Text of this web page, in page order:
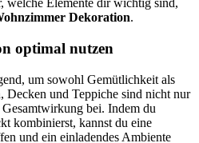
welche Elemente dir wichtig sind,
Dekoration.
optimal nutzen
um sowohl Gemütlichkeit als
Decken und Teppiche sind nicht nur
bei. Indem du
kombinierst, kannst du eine
und ein einladendes Ambiente